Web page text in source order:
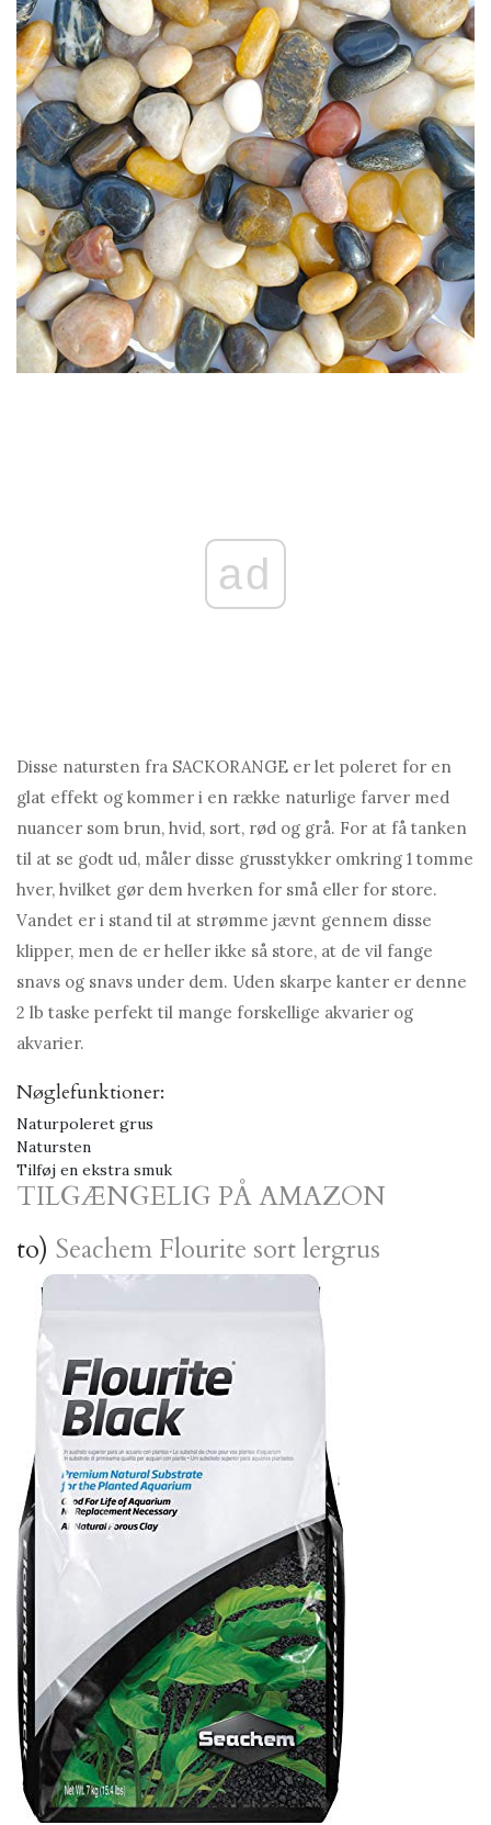
ad
Disse natursten fra SACKORANGE er let poleret for en
glat effekt og kommer i en række naturlige farver med
nuancer som brun, hvid, sort, rød og grå. For at få tanken
til at se godt ud, måler disse grusstykker omkring 1 tomme
hver, hvilket gør dem hverken for små eller for store.
Vandet er i stand til at strømme jævnt gennem disse
klipper, men de er heller ikke så store, at de vil fange
snavs og snavs under dem. Uden skarpe kanter er denne
2 lb taske perfekt til mange forskellige akvarier og
akvarier.
Nøglefunktioner:
Naturpoleret grus
Natursten
Tilføj en ekstra smuk
TILGÆNGELIG PÅ AMAZON
to) Seachem Flourite sort lergrus